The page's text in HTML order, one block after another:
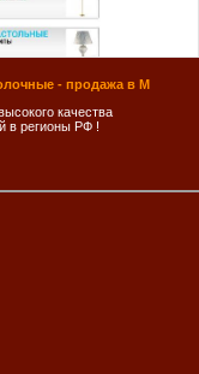
- продажа в М
качества
в регионы РФ !